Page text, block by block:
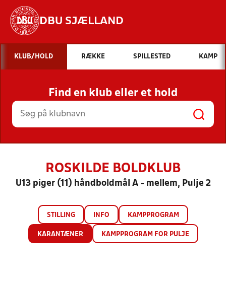
DBU SJÆLLAND
Hvad vil du søge efter?
INDHOLD OG NYHEDER
STILLINGER, RESULTATER, KLUBBER OG
HOLD
KLUB/HOLD RÆKKE SPILLESTED KAMP
Find en klub eller et hold
ROSKILDE BOLDKLUB
U13 piger (11) håndboldmål A - mellem, Pulje 2
STILLING INFO KAMPPROGRAM
KARANTÆNER KAMPPROGRAM FOR PULJE